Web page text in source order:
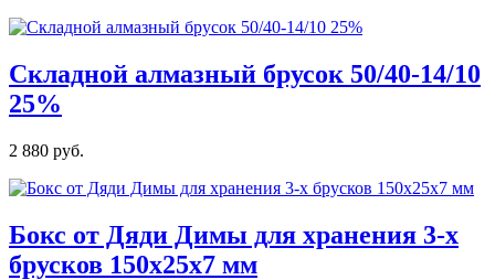
Складной алмазный брусок 50/40-14/10
25%
2 880 руб.
Бокс от Дяди Димы для хранения 3-х
брусков 150х25х7 мм